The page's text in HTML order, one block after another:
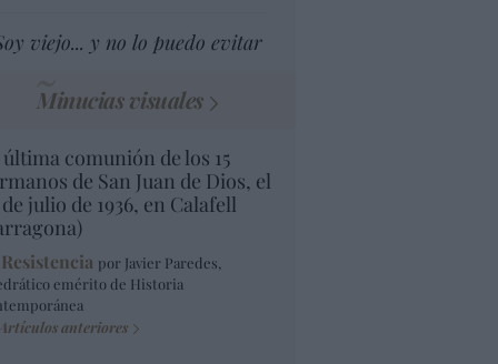
viejo... y no lo puedo evitar
Minucias visuales
comunión de los 15
de San Juan de Dios, el
de julio de 1936, en Calafell
por Javier Paredes,
emérito de Historia
Artículos anteriores